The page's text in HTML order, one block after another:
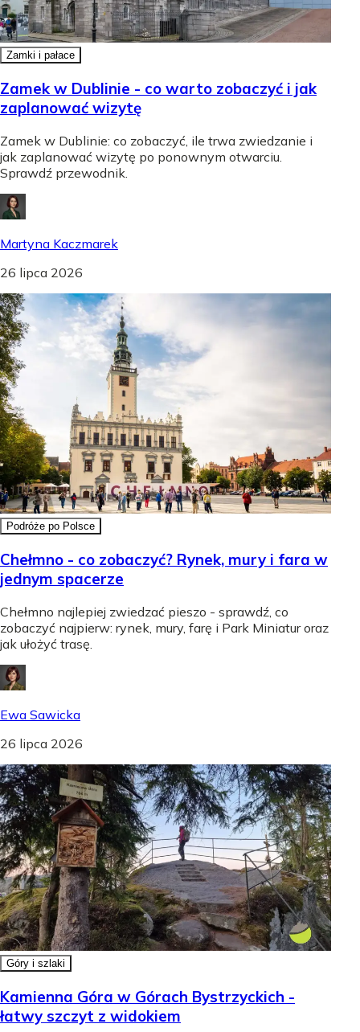
Zamki i pałace
Zamek w Dublinie - co warto zobaczyć i jak
zaplanować wizytę
Zamek w Dublinie: co zobaczyć, ile trwa zwiedzanie i
jak zaplanować wizytę po ponownym otwarciu.
Sprawdź przewodnik.
Martyna Kaczmarek
26 lipca 2026
Podróże po Polsce
Chełmno - co zobaczyć? Rynek, mury i fara w
jednym spacerze
Chełmno najlepiej zwiedzać pieszo - sprawdź, co
zobaczyć najpierw: rynek, mury, farę i Park Miniatur oraz
jak ułożyć trasę.
Ewa Sawicka
26 lipca 2026
Góry i szlaki
Kamienna Góra w Górach Bystrzyckich -
łatwy szczyt z widokiem